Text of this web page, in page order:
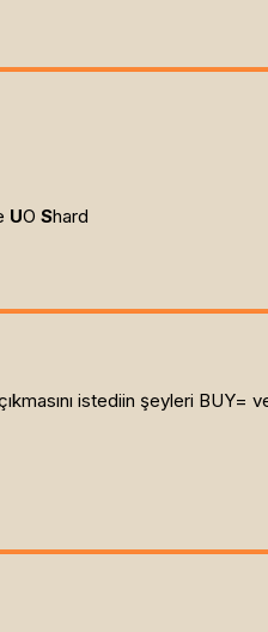
UO Shard
istediin şeyleri